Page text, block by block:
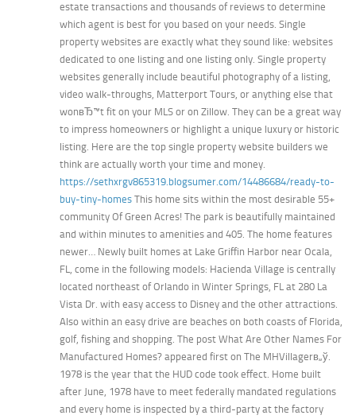
estate transactions and thousands of reviews to determine
which agent is best for you based on your needs. Single
property websites are exactly what they sound like: websites
dedicated to one listing and one listing only. Single property
websites generally include beautiful photography of a listing,
video walk-throughs, Matterport Tours, or anything else that
wonвЂ™t fit on your MLS or on Zillow. They can be a great way
to impress homeowners or highlight a unique luxury or historic
listing. Here are the top single property website builders we
think are actually worth your time and money.
https://sethxrgv865319.blogsumer.com/14486684/ready-to-
buy-tiny-homes This home sits within the most desirable 55+
community Of Green Acres! The park is beautifully maintained
and within minutes to amenities and 405. The home features
newer… Newly built homes at Lake Griffin Harbor near Ocala,
FL, come in the following models: Hacienda Village is centrally
located northeast of Orlando in Winter Springs, FL at 280 La
Vista Dr. with easy access to Disney and the other attractions.
Also within an easy drive are beaches on both coasts of Florida,
golf, fishing and shopping. The post What Are Other Names For
Manufactured Homes? appeared first on The MHVillagerв„ў.
1978 is the year that the HUD code took effect. Home built
after June, 1978 have to meet federally mandated regulations
and every home is inspected by a third-party at the factory